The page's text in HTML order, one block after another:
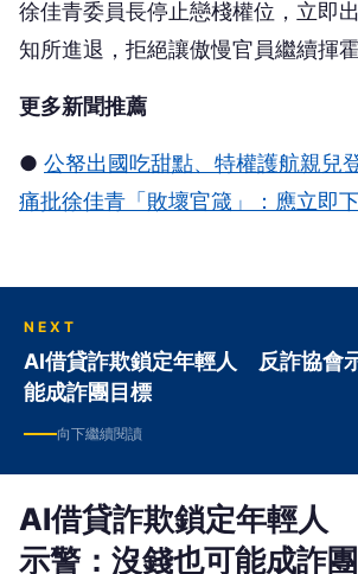
徐佳青委員長停止戀棧權位，立即
知所進退，拒絕讓傲慢官員繼續揮
更多新聞推薦
● 公帑出國吃甜點、特權護航親
痛批徐佳青「敗壞官箴」：應立即
NEXT
AI借貸詐欺鎖定年輕人 反詐協會
能成詐團目標
向下繼續閱讀
AI借貸詐欺鎖定年輕人
示警：沒錢也可能成詐